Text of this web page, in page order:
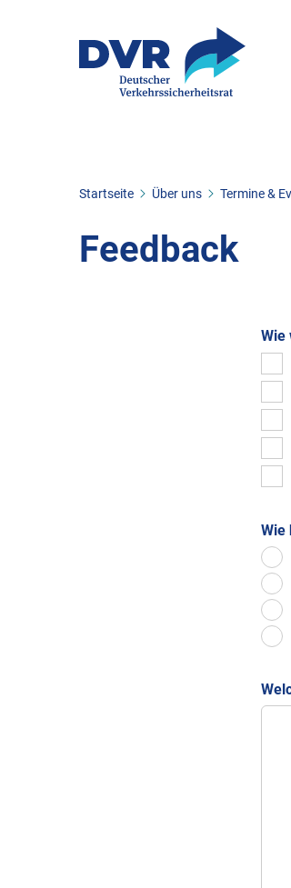
Sie befinden sich hier:
Startseite Über uns Termine &
Feedback
Wie
Wie